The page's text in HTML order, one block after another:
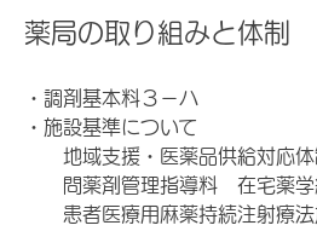
薬局の取り組みと体制
・調剤基本料３－ハ
・施設基準について
地域支援・医薬品供給対応
問薬剤管理指導料 在宅薬
患者医療用麻薬持続注射療